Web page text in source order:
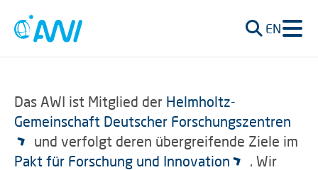
EN
Das AWI ist Mitglied der Helmholtz-
Gemeinschaft Deutscher Forschungszentren
und verfolgt deren übergreifende Ziele im
Pakt für Forschung und Innovation
. Wir